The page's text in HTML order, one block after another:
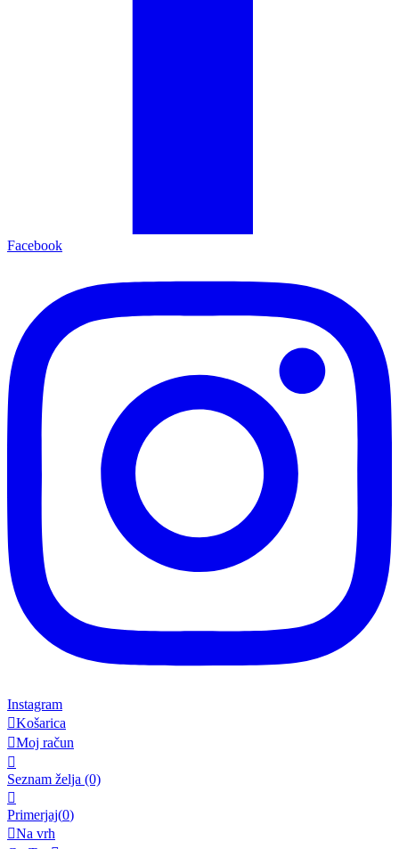
Facebook
Instagram
Košarica
Moj račun

Seznam želja (0)

Primerjaj(0)
Na vrh